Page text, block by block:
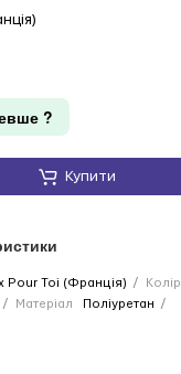
?
Купити
Pour Toi (Франція) Колір
Матеріал Поліуретан